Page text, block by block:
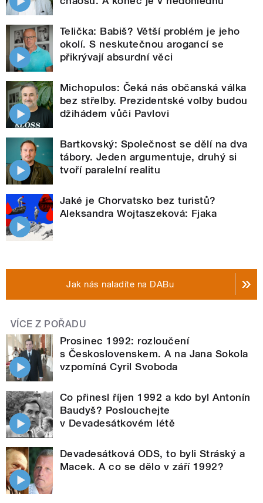
Telička: Babiš? Větší problém je jeho
okolí. S neskutečnou arogancí se
přikrývají absurdní věci
Michopulos: Čeká nás občanská válka
bez střelby. Prezidentské volby budou
džihádem vůči Pavlovi
Bartkovský: Společnost se dělí na dva
tábory. Jeden argumentuje, druhý si
tvoří paralelní realitu
Jaké je Chorvatsko bez turistů?
Aleksandra Wojtaszeková: Fjaka
Jak nás naladíte na DABu
VÍCE Z POŘADU
Prosinec 1992: rozloučení
s Československem. A na Jana Sokola
vzpomíná Cyril Svoboda
Co přinesl říjen 1992 a kdo byl Antonín
Baudyš? Poslouchejte
v Devadesátkovém létě
Devadesátková ODS, to byli Stráský a
Macek. A co se dělo v září 1992?